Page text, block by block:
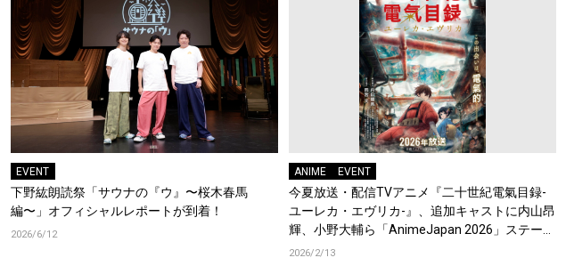
EVENT
下野紘朗読祭「サウナの『ウ』〜桜木春馬
編〜」オフィシャルレポートが到着！
2026/6/12
ANIME EVENT
今夏放送・配信TVアニメ『二十世紀電氣目録-
ユーレカ・エヴリカ-』、追加キャストに内山昂
輝、小野大輔ら「AnimeJapan 2026」ステージ
への登壇も！コメントも到着！
2026/2/13